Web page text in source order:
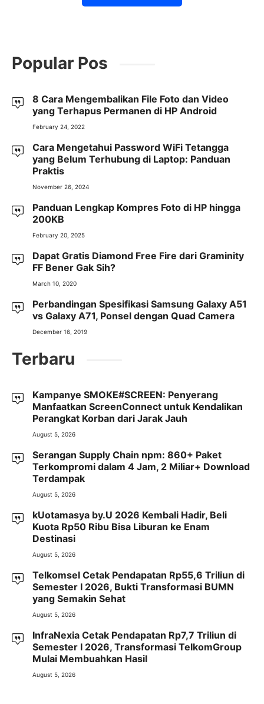
Popular Pos
8 Cara Mengembalikan File Foto dan Video
yang Terhapus Permanen di HP Android
February 24, 2022
Cara Mengetahui Password WiFi Tetangga
yang Belum Terhubung di Laptop: Panduan
Praktis
November 26, 2024
Panduan Lengkap Kompres Foto di HP hingga
200KB
February 20, 2025
Dapat Gratis Diamond Free Fire dari Graminity
FF Bener Gak Sih?
March 10, 2020
Perbandingan Spesifikasi Samsung Galaxy A51
vs Galaxy A71, Ponsel dengan Quad Camera
December 16, 2019
Terbaru
Kampanye SMOKE#SCREEN: Penyerang
Manfaatkan ScreenConnect untuk Kendalikan
Perangkat Korban dari Jarak Jauh
August 5, 2026
Serangan Supply Chain npm: 860+ Paket
Terkompromi dalam 4 Jam, 2 Miliar+ Download
Terdampak
August 5, 2026
kUotamasya by.U 2026 Kembali Hadir, Beli
Kuota Rp50 Ribu Bisa Liburan ke Enam
Destinasi
August 5, 2026
Telkomsel Cetak Pendapatan Rp55,6 Triliun di
Semester I 2026, Bukti Transformasi BUMN
yang Semakin Sehat
August 5, 2026
InfraNexia Cetak Pendapatan Rp7,7 Triliun di
Semester I 2026, Transformasi TelkomGroup
Mulai Membuahkan Hasil
August 5, 2026